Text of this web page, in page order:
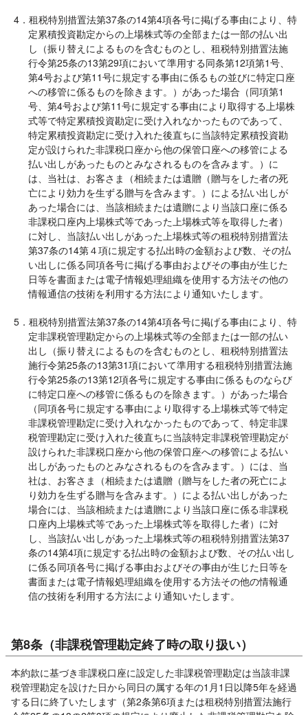
4．租税特別措置法第37条の14第4項各号に掲げる事由により、特
定累積投資勘定からの上場株式等の全部または一部の払い出
し（振り替えによるものを含むものとし、租税特別措置法施
行令第25条の13第29項において準用する同条第12項第1号、
第4号および第11号に規定する事由に係るもの並びに特定口座
への移管に係るものを除きます。）があった場合（同項第1
号、第4号および第11号に規定する事由により取得する上場株
式等で特定累積投資勘定に受け入れなかったものであって、
特定累積投資勘定に受け入れた後直ちに当該特定累積投資勘
定が設けられた非課税口座から他の保管口座への移管による
払い出しがあったものとみなされるものを含みます。）に
は、当社は、お客さま（相続または遺贈（贈与をした者の死
亡により効力を生ずる贈与を含みます。）による払い出しが
あった場合には、当該相続または遺贈により当該口座に係る
非課税口座内上場株式等であった上場株式等を取得した者）
に対し、当該払い出しがあった上場株式等の租税特別措置法
第37条の14第４項に規定する払出時の金額および数、その払
い出しに係る同項各号に掲げる事由およびその事由が生じた
日等を書面または電子情報処理組織を使用する方法その他の
情報通信の技術を利用する方法により通知いたします。
5．租税特別措置法第37条の14第4項各号に掲げる事由により、特
定非課税管理勘定からの上場株式等の全部または一部の払い
出し（振り替えによるものを含むものとし、租税特別措置法
施行令第25条の13第31項において準用する租税特別措置法施
行令第25条の13第12項各号に規定する事由に係るものならび
に特定口座への移管に係るものを除きます。）があった場合
（同項各号に規定する事由により取得する上場株式等で特定
非課税管理勘定に受け入れなかったものであって、特定非課
税管理勘定に受け入れた後直ちに当該特定非課税管理勘定が
設けられた非課税口座から他の保管口座への移管による払い
出しがあったものとみなされるものを含みます。）には、当
社は、お客さま（相続または遺贈（贈与をした者の死亡によ
り効力を生ずる贈与を含みます。）による払い出しがあった
場合には、当該相続または遺贈により当該口座に係る非課税
口座内上場株式等であった上場株式等を取得した者）に対
し、当該払い出しがあった上場株式等の租税特別措置法第37
条の14第4項に規定する払出時の金額および数、その払い出し
に係る同項各号に掲げる事由およびその事由が生じた日等を
書面または電子情報処理組織を使用する方法その他の情報通
信の技術を利用する方法により通知いたします。
第8条（非課税管理勘定終了時の取り扱い）
本約款に基づき非課税口座に設定した非課税管理勘定は当該非課
税管理勘定を設けた日から同日の属する年の1月1日以降5年を経過
する日に終了いたします（第2条第6項または租税特別措置法施行